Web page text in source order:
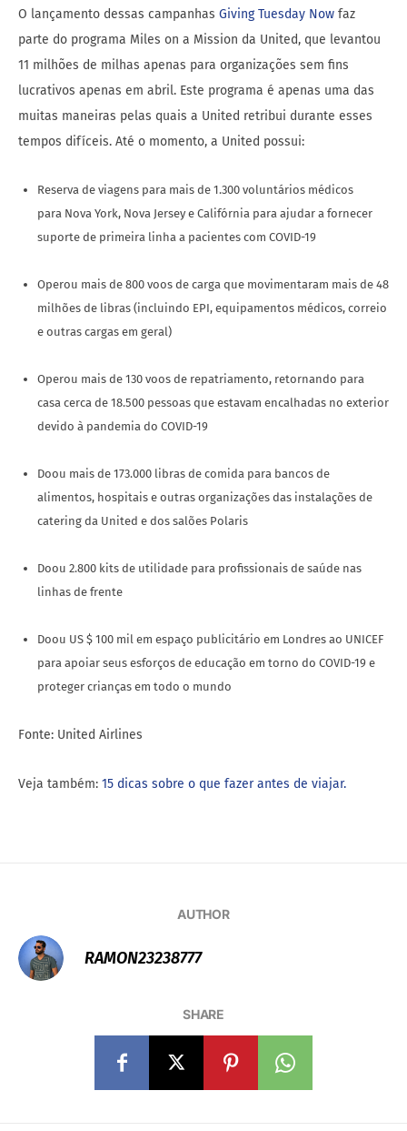
O lançamento dessas campanhas Giving Tuesday Now faz
parte do programa Miles on a Mission da United, que levantou
11 milhões de milhas apenas para organizações sem fins
lucrativos apenas em abril. Este programa é apenas uma das
muitas maneiras pelas quais a United retribui durante esses
tempos difíceis. Até o momento, a United possui:
Reserva de viagens para mais de 1.300 voluntários médicos
para Nova York, Nova Jersey e Califórnia para ajudar a fornecer
suporte de primeira linha a pacientes com COVID-19
Operou mais de 800 voos de carga que movimentaram mais de 48
milhões de libras (incluindo EPI, equipamentos médicos, correio
e outras cargas em geral)
Operou mais de 130 voos de repatriamento, retornando para
casa cerca de 18.500 pessoas que estavam encalhadas no exterior
devido à pandemia do COVID-19
Doou mais de 173.000 libras de comida para bancos de
alimentos, hospitais e outras organizações das instalações de
catering da United e dos salões Polaris
Doou 2.800 kits de utilidade para profissionais de saúde nas
linhas de frente
Doou US $ 100 mil em espaço publicitário em Londres ao UNICEF
para apoiar seus esforços de educação em torno do COVID-19 e
proteger crianças em todo o mundo
Fonte: United Airlines
Veja também: 15 dicas sobre o que fazer antes de viajar.
AUTHOR
RAMON23238777
SHARE